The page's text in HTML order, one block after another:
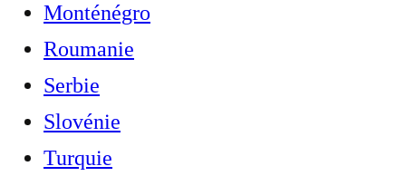
Monténégro
Roumanie
Serbie
Slovénie
Turquie